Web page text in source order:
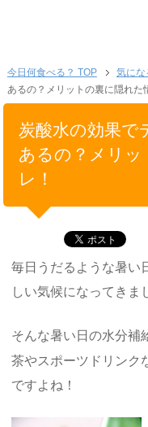
今日何食べる？ TOP 気にな
あるの？メリットの裏に隠れた
炭酸水の効果で
あるの？メリッ
レ！
毎日うだるような暑い
しい気候になってきま
そんな暑い日の水分補
茶やスポーツドリンク
ですよね！